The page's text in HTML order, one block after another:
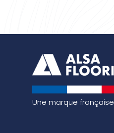
Une marque française